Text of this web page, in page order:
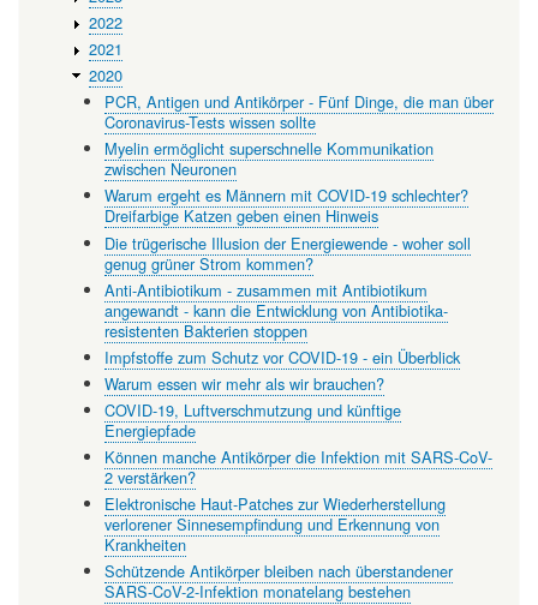
2022
2021
2020
PCR, Antigen und Antikörper - Fünf Dinge, die man über
Coronavirus-Tests wissen sollte
Myelin ermöglicht superschnelle Kommunikation
zwischen Neuronen
Warum ergeht es Männern mit COVID-19 schlechter?
Dreifarbige Katzen geben einen Hinweis
Die trügerische Illusion der Energiewende - woher soll
genug grüner Strom kommen?
Anti-Antibiotikum - zusammen mit Antibiotikum
angewandt - kann die Entwicklung von Antibiotika-
resistenten Bakterien stoppen
Impfstoffe zum Schutz vor COVID-19 - ein Überblick
Warum essen wir mehr als wir brauchen?
COVID-19, Luftverschmutzung und künftige
Energiepfade
Können manche Antikörper die Infektion mit SARS-CoV-
2 verstärken?
Elektronische Haut-Patches zur Wiederherstellung
verlorener Sinnesempfindung und Erkennung von
Krankheiten
Schützende Antikörper bleiben nach überstandener
SARS-CoV-2-Infektion monatelang bestehen